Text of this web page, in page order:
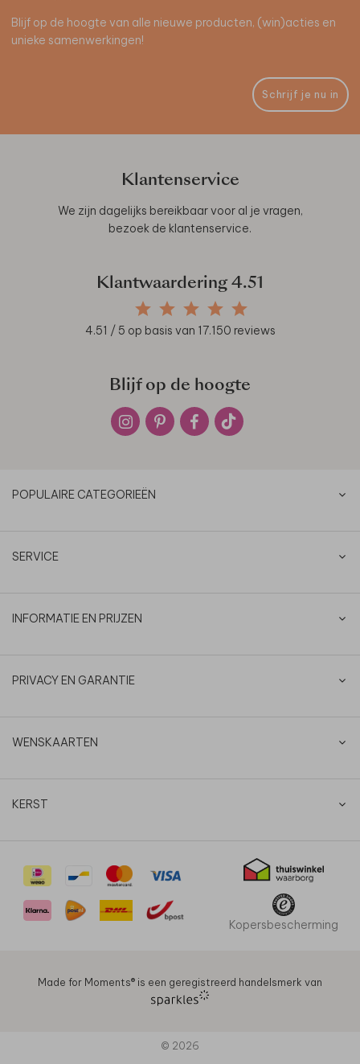
Blijf op de hoogte van alle nieuwe producten, (win)acties en
unieke samenwerkingen!
Schrijf je nu in
Klantenservice
We zijn dagelijks bereikbaar voor al je vragen,
bezoek de klantenservice.
Klantwaardering 4.51
4.51 / 5 op basis van 17.150 reviews
Blijf op de hoogte
POPULAIRE CATEGORIEËN
SERVICE
INFORMATIE EN PRIJZEN
PRIVACY EN GARANTIE
WENSKAARTEN
KERST
Kopersbescherming
Made for Moments®️ is een geregistreerd handelsmerk van
© 2026